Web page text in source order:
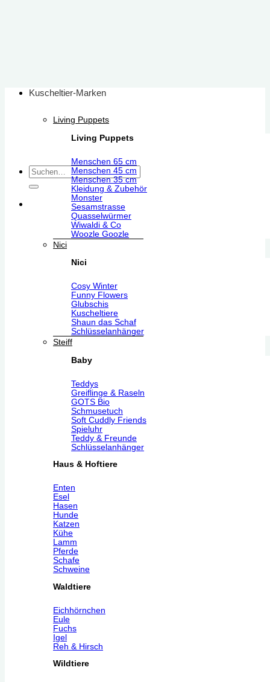
Suchen
nach:
Kuscheltier-Marken
Living Puppets
Living Puppets
Menschen 65 cm
Menschen 45 cm
Menschen 35 cm
Kleidung & Zubehör
Monster
Sesamstrasse
Quasselwürmer
Wiwaldi & Co
Woozle Goozle
Nici
Nici
Cosy Winter
Funny Flowers
Glubschis
Kuscheltiere
Shaun das Schaf
Schlüsselanhänger
Steiff
Baby
Teddys
Greiflinge & Raseln
GOTS Bio
Schmusetuch
Soft Cuddly Friends
Spieluhr
Teddy & Freunde
Schlüsselanhänger
Haus & Hoftiere
Enten
Esel
Hasen
Hunde
Katzen
Kühe
Lamm
Pferde
Schafe
Schweine
Waldtiere
Eichhörnchen
Eule
Fuchs
Igel
Reh & Hirsch
Wildtiere